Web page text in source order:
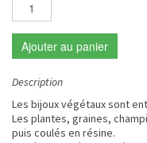
Ajouter au panier
Description
Les bijoux végétaux sont
Les plantes, graines,
puis coulés en résine.